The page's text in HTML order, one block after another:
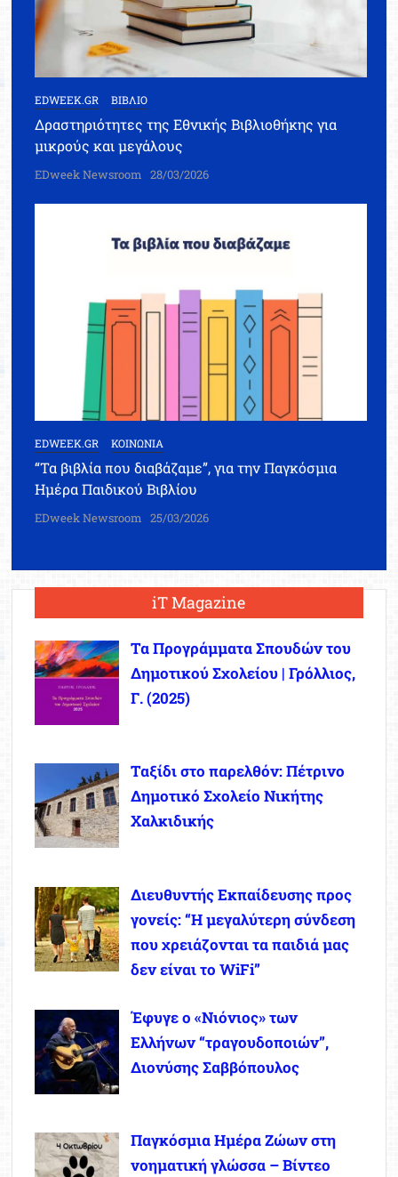
EDWEEK.GR ΒΙΒΛΙΟ
Δραστηριότητες της Εθνικής Βιβλιοθήκης για
μικρούς και μεγάλους
EDweek Newsroom 28/03/2026
EDWEEK.GR ΚΟΙΝΩΝΙΑ
“Τα βιβλία που διαβάζαμε”, για την Παγκόσμια
Ημέρα Παιδικού Βιβλίου
EDweek Newsroom 25/03/2026
iT Magazine
Τα Προγράμματα Σπουδών του
Δημοτικού Σχολείου | Γρόλλιος,
Γ. (2025)
Ταξίδι στο παρελθόν: Πέτρινο
Δημοτικό Σχολείο Νικήτης
Χαλκιδικής
Διευθυντής Εκπαίδευσης προς
γονείς: “Η μεγαλύτερη σύνδεση
που χρειάζονται τα παιδιά μας
δεν είναι το WiFi”
Έφυγε ο «Νιόνιος» των
Ελλήνων “τραγουδοποιών”,
Διονύσης Σαββόπουλος
Παγκόσμια Ημέρα Ζώων στη
νοηματική γλώσσα – Βίντεο